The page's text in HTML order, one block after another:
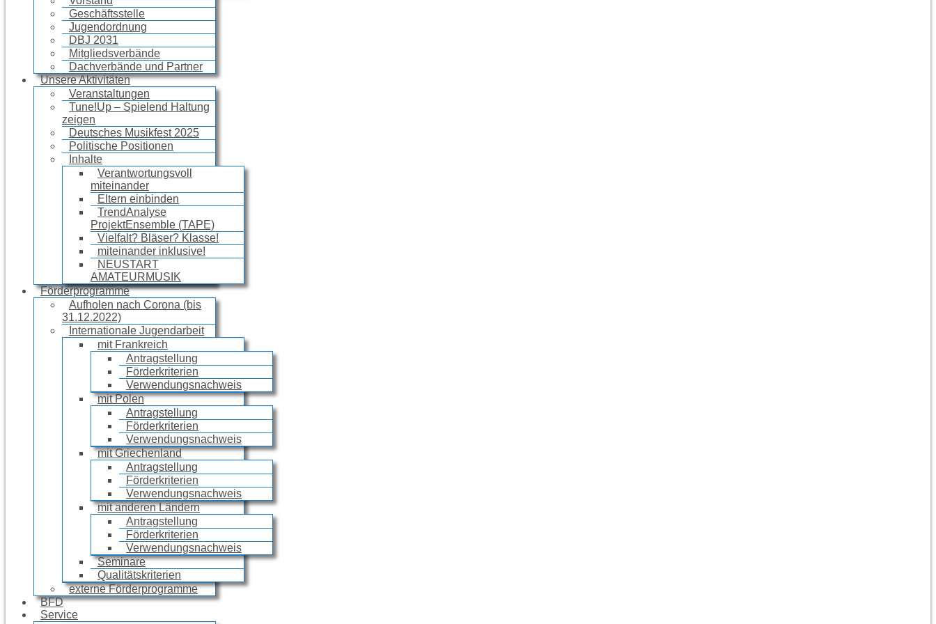
Geschäftsstelle
Jugendordnung
DBJ 2031
Mitgliedsverbände
Dachverbände und Partner
Unsere Aktivitäten
Veranstaltungen
Tune!Up – Spielend Haltung
zeigen
Deutsches Musikfest 2025
Politische Positionen
Inhalte
Verantwortungsvoll
miteinander
Eltern einbinden
TrendAnalyse
ProjektEnsemble (TAPE)
Vielfalt? Bläser? Klasse!
miteinander inklusive!
NEUSTART
AMATEURMUSIK
Förderprogramme
Aufholen nach Corona (bis
31.12.2022)
Internationale Jugendarbeit
mit Frankreich
Antragstellung
Förderkriterien
Verwendungsnachweis
mit Polen
Antragstellung
Förderkriterien
Verwendungsnachweis
mit Griechenland
Antragstellung
Förderkriterien
Verwendungsnachweis
mit anderen Ländern
Antragstellung
Förderkriterien
Verwendungsnachweis
Seminare
Qualitätskriterien
externe Förderprogramme
BFD
Service